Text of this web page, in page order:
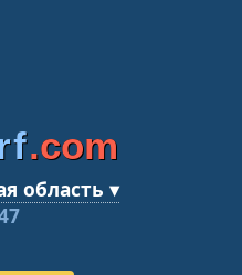
.com
область ▾